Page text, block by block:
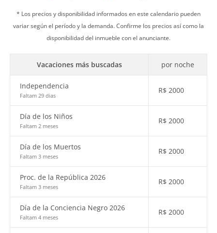
* Los precios y disponibilidad informados en este calendario pueden
variar según el período y la demanda. Confirme los precios así como la
disponibilidad del inmueble con el anunciante.
Vacaciones más buscadas por noche
Independencia
Faltam 29 dias
R$ 2000
Día de los Niños
Faltam 2 meses
R$ 2000
Día de los Muertos
Faltam 3 meses
R$ 2000
Proc. de la República 2026
Faltam 3 meses
R$ 2000
Día de la Conciencia Negro 2026
Faltam 4 meses
R$ 2000